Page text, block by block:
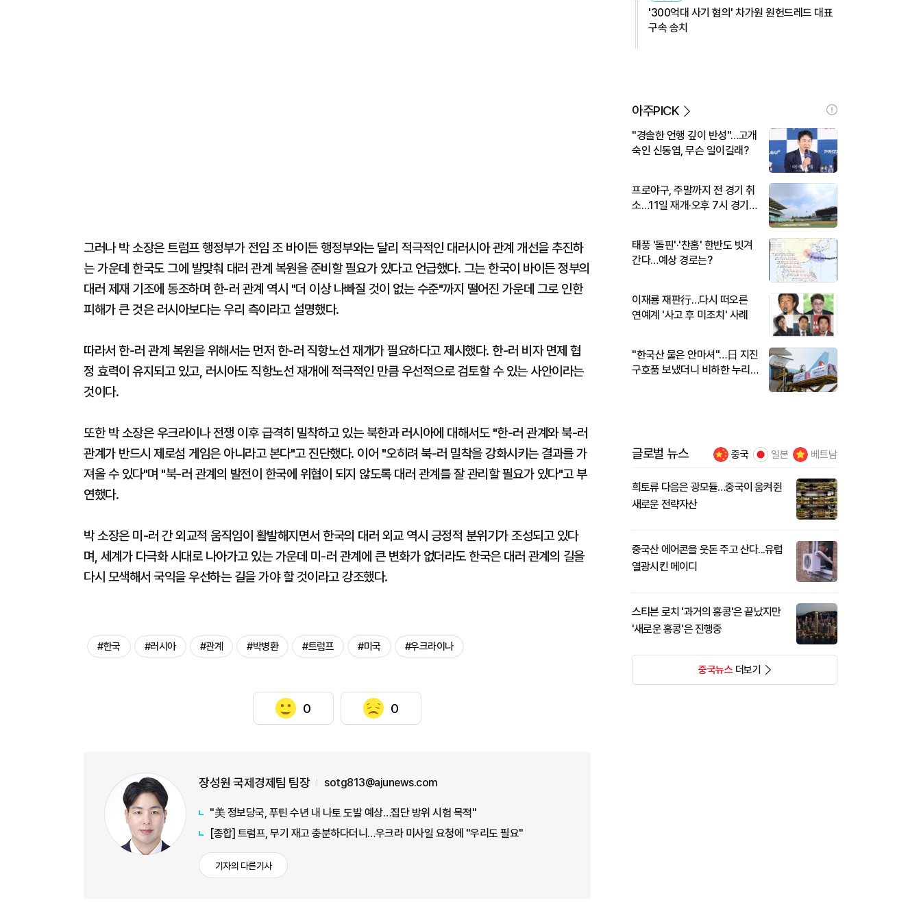
그러나 박 소장은 트럼프 행정부가 전임 조 바이든 행정부와는 달리 적극적인 대러시아 관계 개선을 추진하
는 가운데 한국도 그에 발맞춰 대러 관계 복원을 준비할 필요가 있다고 언급했다. 그는 한국이 바이든 정부의
대러 제재 기조에 동조하며 한-러 관계 역시 "더 이상 나빠질 것이 없는 수준"까지 떨어진 가운데 그로 인한
피해가 큰 것은 러시아보다는 우리 측이라고 설명했다.
따라서 한-러 관계 복원을 위해서는 먼저 한-러 직항노선 재개가 필요하다고 제시했다. 한-러 비자 면제 협
정 효력이 유지되고 있고, 러시아도 직항노선 재개에 적극적인 만큼 우선적으로 검토할 수 있는 사안이라는
것이다.
또한 박 소장은 우크라이나 전쟁 이후 급격히 밀착하고 있는 북한과 러시아에 대해서도 "한-러 관계와 북-러
관계가 반드시 제로섬 게임은 아니라고 본다"고 진단했다. 이어 "오히려 북-러 밀착을 강화시키는 결과를 가
져올 수 있다"며 "북-러 관계의 발전이 한국에 위협이 되지 않도록 대러 관계를 잘 관리할 필요가 있다"고 부
연했다.
박 소장은 미-러 간 외교적 움직임이 활발해지면서 한국의 대러 외교 역시 긍정적 분위기가 조성되고 있다
며, 세계가 다극화 시대로 나아가고 있는 가운데 미-러 관계에 큰 변화가 없더라도 한국은 대러 관계의 길을
다시 모색해서 국익을 우선하는 길을 가야 할 것이라고 강조했다.
#한국 #러시아 #관계 #박병환 #트럼프 #미국 #우크라이나
0 0
장성원 국제경제팀 팀장 sotg813@ajunews.com
"美 정보당국, 푸틴 수년 내 나토 도발 예상…집단 방위 시험 목적"
[종합] 트럼프, 무기 재고 충분하다더니…우크라 미사일 요청에 "우리도 필요"
기자의 다른기사
'300억대 사기 혐의' 차가원 원헌드레드 대표
구속 송치
아주PICK
"경솔한 언행 깊이 반성"…고개
숙인 신동엽, 무슨 일이길래?
프로야구, 주말까지 전 경기 취
소…11일 재개·오후 7시 경기
태풍 '돌핀'·'찬홈' 한반도 빗겨
간다…예상 경로는?
이재룡 재판行…다시 떠오른
연예계 '사고 후 미조치' 사례
"한국산 물은 안마셔"…日 지진
구호품 보냈더니 비하한 누리
글로벌 뉴스 중국 일본 베트남
희토류 다음은 광모듈…중국이 움켜쥔
새로운 전략자산
중국산 에어콘을 웃돈 주고 산다...유럽
열광시킨 메이디
스티븐 로치 '과거의 홍콩'은 끝났지만
'새로운 홍콩'은 진행중
중국뉴스더보기